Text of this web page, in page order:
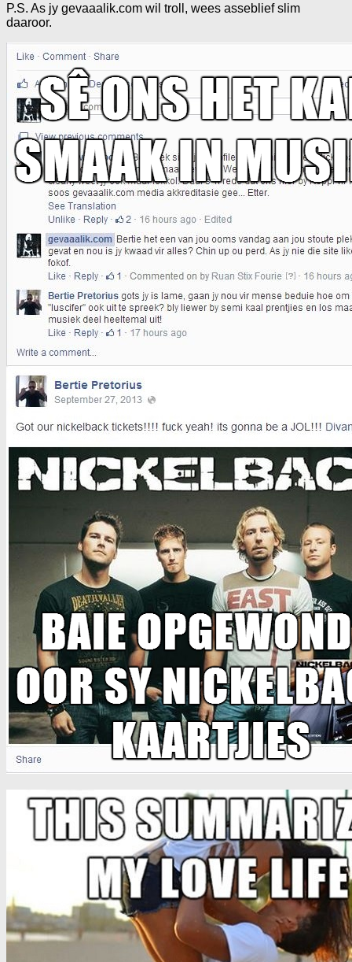
P.S. As jy gevaaalik.com wil troll, wees asseblief slim
daaroor.